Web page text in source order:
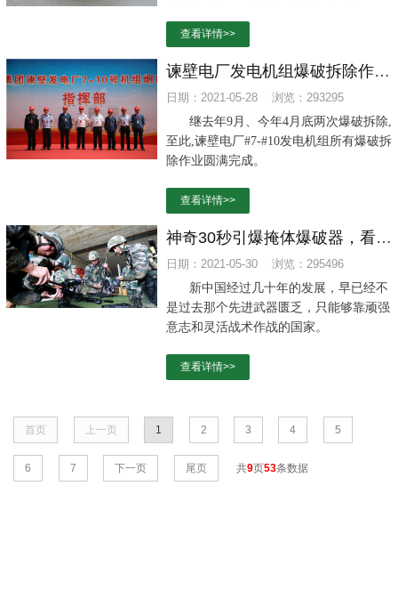
品种、掺合料、水泥用量、水胶比、外加
关的因素，如混凝土的养护条件、约束程度
等。
查看详情>>
谏壁电厂发电机组爆破拆除作业圆满完成
日期：2021-05-28 浏览：293295
继去年9月、今年4月底两次爆破拆除,
至此,谏壁电厂#7-#10发电机组所有爆破拆
除作业圆满完成。
查看详情>>
神奇30秒引爆掩体爆破器，看看解放军的新奇武器
日期：2021-05-30 浏览：295496
新中国经过几十年的发展，早已经不
是过去那个先进武器匮乏，只能够靠顽强
意志和灵活战术作战的国家。
查看详情>>
首页 上一页 1 2 3 4 5
6 7 下一页 尾页 共9页53条数据